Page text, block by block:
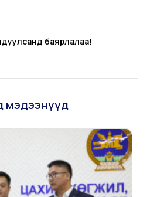
баярлалаа!
мэдээнүүд